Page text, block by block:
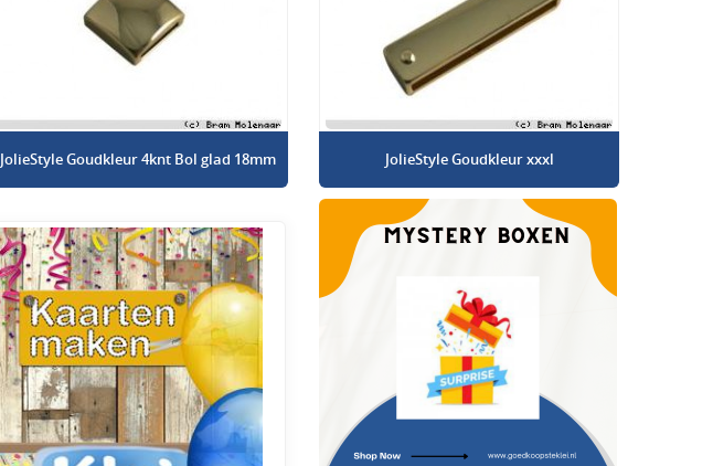
JolieStyle Goudkleur 4knt Bol glad 18mm JolieStyle Goudkleur xxxl